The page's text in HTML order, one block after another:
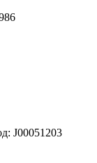
J00051203